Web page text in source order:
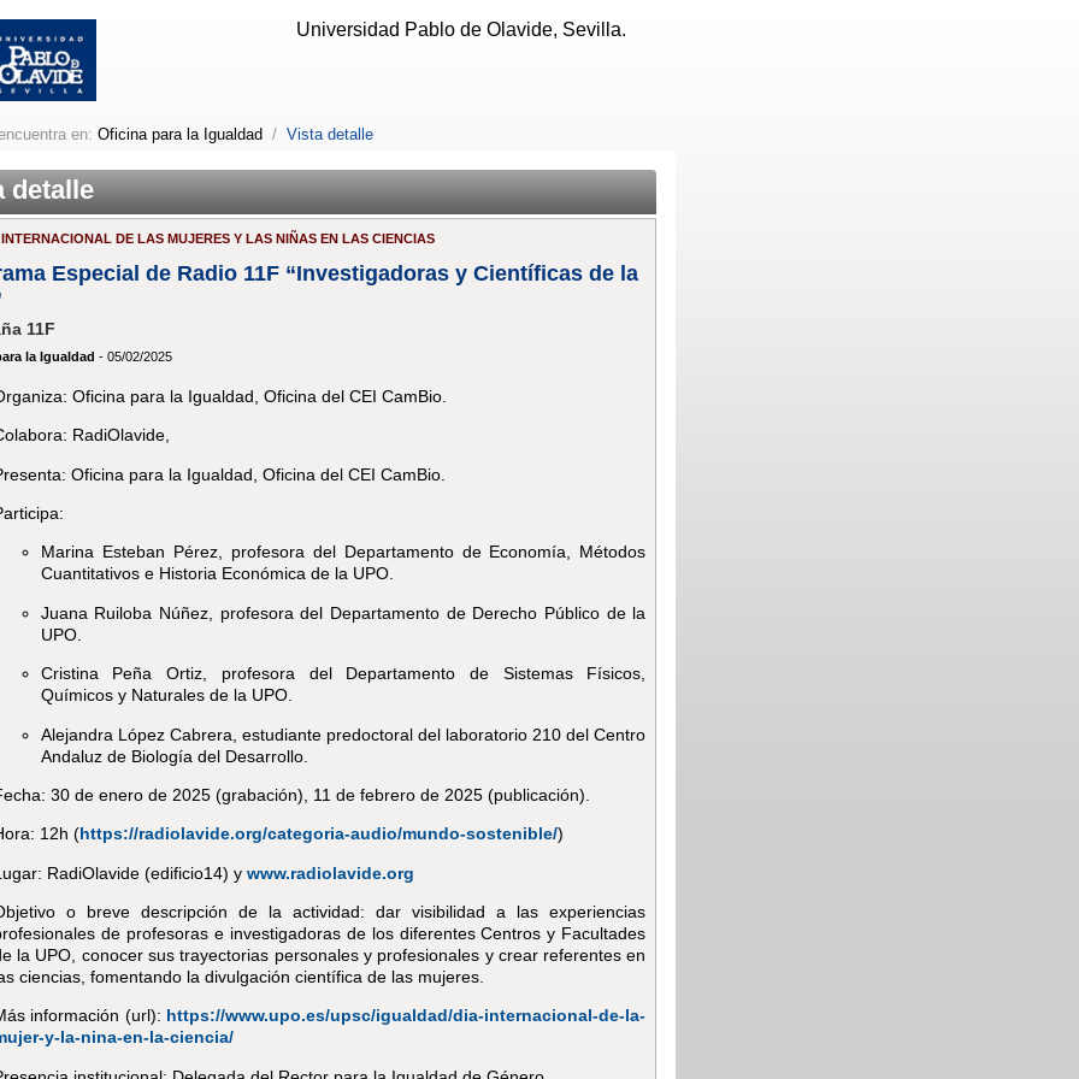
Universidad Pablo de Olavide, Sevilla.
en: Oficina para la Igualdad / Vista detalle
detalle
DE LAS MUJERES Y LAS NIÑAS EN LAS CIENCIAS
Especial de Radio 11F “Investigadoras y Científicas de la
11F
la Igualdad - 05/02/2025
Oficina para la Igualdad, Oficina del CEI CamBio.
RadiOlavide,
Oficina para la Igualdad, Oficina del CEI CamBio.
Marina Esteban Pérez, profesora del Departamento de Economía, Métodos
Cuantitativos e Historia Económica de la UPO.
Juana Ruiloba Núñez, profesora del Departamento de Derecho Público de la
UPO.
Cristina Peña Ortiz, profesora del Departamento de Sistemas Físicos,
Químicos y Naturales de la UPO.
Alejandra López Cabrera, estudiante predoctoral del laboratorio 210 del Centro
Andaluz de Biología del Desarrollo.
30 de enero de 2025 (grabación), 11 de febrero de 2025 (publicación).
12h (https://radiolavide.org/categoria-audio/mundo-sostenible/)
RadiOlavide (edificio14) y www.radiolavide.org
o breve descripción de la actividad:dar visibilidad a las experiencias
de profesoras e investigadoras de los diferentes Centros y Facultades
la UPO, conocer sus trayectorias personales y profesionales y crear referentes en
ciencias, fomentando la divulgación científica de las mujeres.
información (url): https://www.upo.es/upsc/igualdad/dia-internacional-de-la-
y-la-nina-en-la-ciencia/